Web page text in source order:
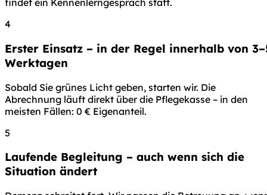
findet ein Kennenlerngespräch statt.
4
Erster Einsatz – in der Regel innerhalb von
Werktagen
Sobald Sie grünes Licht geben, starten wir. Die
Abrechnung läuft direkt über die Pflegekasse – in den
meisten Fällen: 0 € Eigenanteil.
5
Laufende Begleitung – auch wenn sich die
Situation ändert